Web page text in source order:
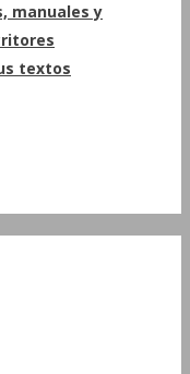
manuales y
textos